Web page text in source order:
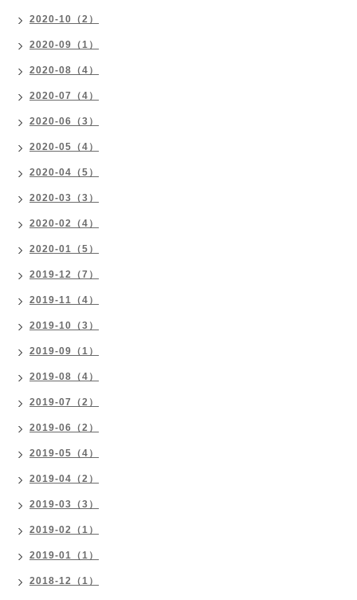
2020-10（2）
2020-09（1）
2020-08（4）
2020-07（4）
2020-06（3）
2020-05（4）
2020-04（5）
2020-03（3）
2020-02（4）
2020-01（5）
2019-12（7）
2019-11（4）
2019-10（3）
2019-09（1）
2019-08（4）
2019-07（2）
2019-06（2）
2019-05（4）
2019-04（2）
2019-03（3）
2019-02（1）
2019-01（1）
2018-12（1）